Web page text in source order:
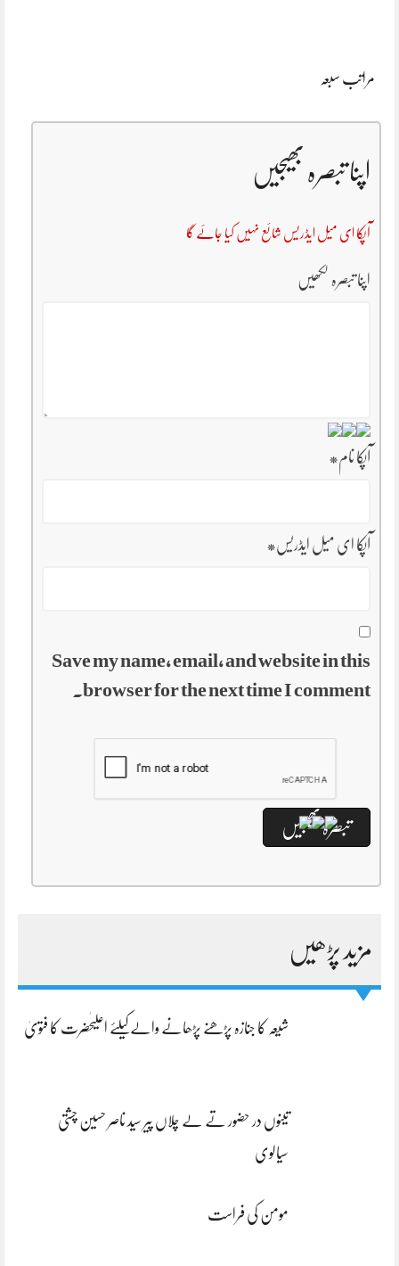
مراتب سبعہ
اپنا تبصرہ بھیجیں
آپکا ای میل ایڈریس شائع نہیں کیا جائے گا
اپنا تبصرہ لکھیں
آپکا نام*
آپکا ای میل ایڈریس*
Save my name, email, and website in this
browser for the next time I comment.
مزید پڑھیں
شیعہ کا جنازہ پڑھنے پڑھانے والےکیلئے اعلیٰحضرت کا فتویٰ
تینوں در حضور تے لے چلاں پیر سید ناصر حسین چشتی
سیالوی
مومن کی فراست